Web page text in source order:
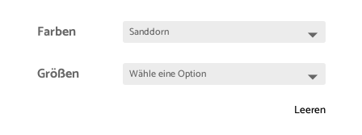
Farben
Größen
Leeren